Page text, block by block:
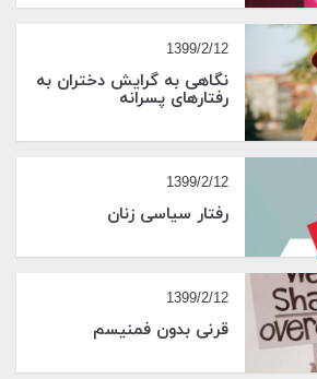
1399/2/12
نگاهی به گرایش دختران به
رفتارهای پسرانه
1399/2/12
رفتار سیاسی زنان
1399/2/12
قرنی بدون فمنیسم